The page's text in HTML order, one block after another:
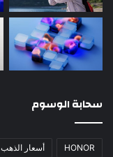
سحابة الوسوم
HONOR أسعار الذهب